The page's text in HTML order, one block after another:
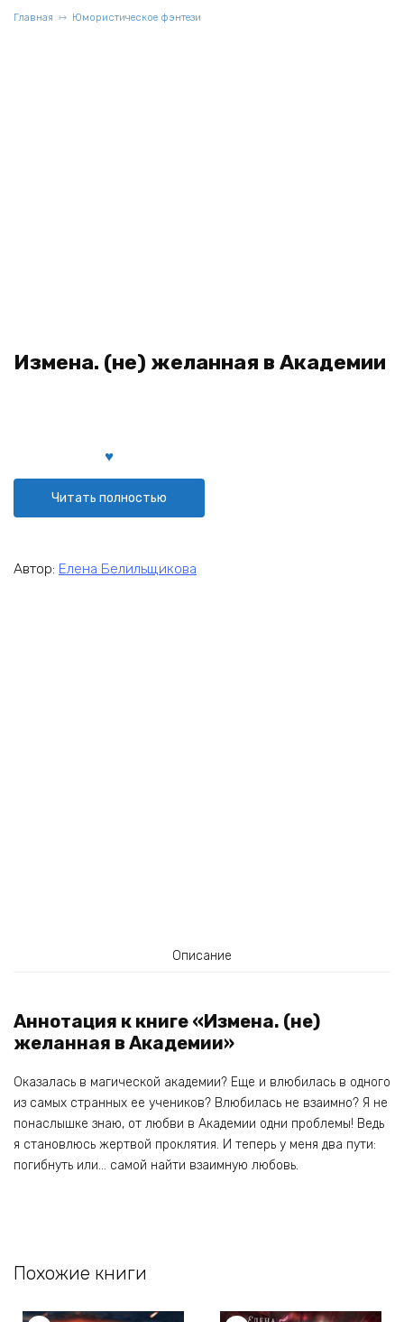
Главная Юмористическое фэнтези
Измена. (не) желанная в Академии
Читать полностью
Автор: Елена Белильщикова
Описание
Аннотация к книге «Измена. (не)
желанная в Академии»
Оказалась в магической академии? Еще и влюбилась в одного
из самых странных ее учеников? Влюбилась не взаимно? Я не
понаслышке знаю, от любви в Академии одни проблемы! Ведь
я становлюсь жертвой проклятия. И теперь у меня два пути:
погибнуть или… самой найти взаимную любовь.
Похожие книги